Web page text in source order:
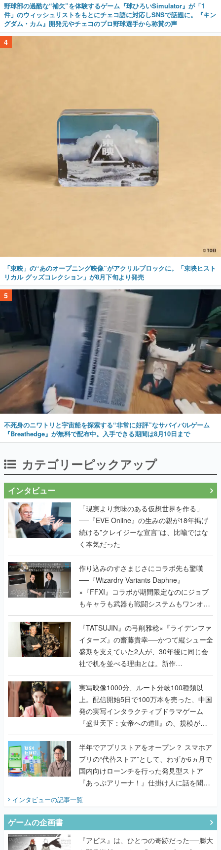
野球部の過酷な“補欠”を体験するゲーム『球ひろいSimulator』が「1
件」のウィッシュリストをもとにチェコ語に対応しSNSで話題に。『キン
グダム・カム』開発元やチェコのプロ野球選手から称賛の声
4
「東映」の“あのオープニング映像”がアクリルブロックに。「東映ヒスト
リカル グッズコレクション」が8月下旬より発売
5
不死身のニワトリと宇宙船を探索する“非常に好評”なサバイバルゲーム
『Breathedge』が無料で配布中。入手できる期間は8月10日まで
カテゴリーピックアップ
インタビュー
「現実より意味のある仮想世界を作る」
──『EVE Online』の生みの親が18年掲げ
続ける”クレイジーな宣言”は、比喩ではな
く本気だった
作り込みのすさまじさにコラボ先も驚嘆
──『Wizardry Variants Daphne』
×『FFXI』コラボが期間限定なのにジョブ
もキャラも武器も戦闘システムもワンオフ
で作り込まれた理由を両ディレクターに聞
く
『TATSUJIN』の弓削雅稔×『ライデンファ
イターズ』の齋藤貴幸──かつて縦シュー全
盛期を支えていた2人が、30年後に同じ会
社で机を並べる理由とは。新作
『TATSUJIN EXTREME』で初タッグを組
んだレジェンド2人に訊く開発秘話
実写映像1000分、ルート分岐100種類以
上。配信開始5日で100万本を売った、中国
発の実写インタラクティブドラマゲーム
『盛世天下：女帝への道II』の、規模が違
うこだわりをプロデューサーに聞いた
半年でアプリストアをオープン？ スマホア
プリの“代替ストア”として、わずか6ヵ月で
国内向けローンチを行った発見型ストア
『あっぷアリーナ！』仕掛け人に話を聞い
てみた
インタビューの記事一覧
ゲームの企画書
『アビス』は、ひとつの奇跡だった──膨大